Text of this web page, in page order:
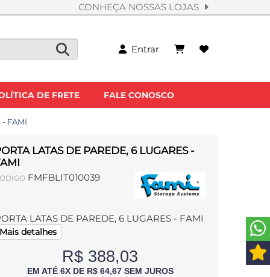
CONHEÇA NOSSAS LOJAS
Entrar
DE FRETE FALE CONOSCO
- FAMI
LATAS DE PAREDE, 6 LUGARES -
FMFBLIT010039
LATAS DE PAREDE, 6 LUGARES - FAMI
Mais detalhes
R$ 388,03
EM ATÉ 6X DE R$ 64,67 SEM JUROS